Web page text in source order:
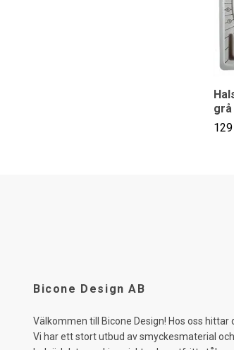
grå
Bicone Design AB
Välkommen till Bicone Design! Hos oss hittar
Vi har ett stort utbud av smyckesmaterial